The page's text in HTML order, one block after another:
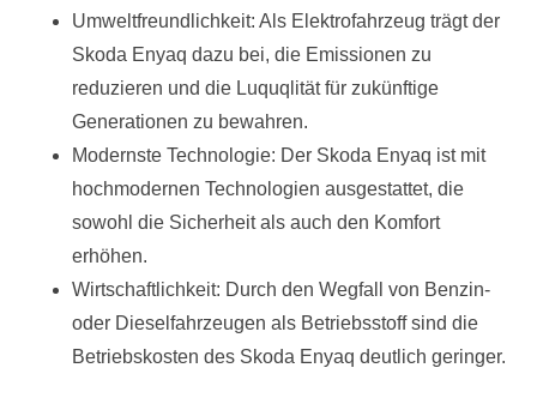
Umweltfreundlichkeit: Als Elektrofahrzeug trägt der
Skoda Enyaq dazu bei, die Emissionen zu
reduzieren und die Luquqlität für zukünftige
Generationen zu bewahren.
Modernste Technologie: Der Skoda Enyaq ist mit
hochmodernen Technologien ausgestattet, die
sowohl die Sicherheit als auch den Komfort
erhöhen.
Wirtschaftlichkeit: Durch den Wegfall von Benzin-
oder Dieselfahrzeugen als Betriebsstoff sind die
Betriebskosten des Skoda Enyaq deutlich geringer.